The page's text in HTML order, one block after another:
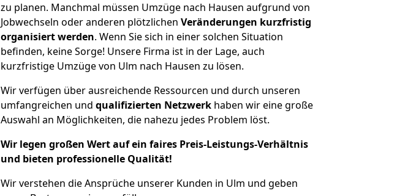
zu planen. Manchmal müssen Umzüge nach Hausen aufgrund von
Jobwechseln oder anderen plötzlichen Veränderungen kurzfristig
organisiert werden. Wenn Sie sich in einer solchen Situation
befinden, keine Sorge! Unsere Firma ist in der Lage, auch
kurzfristige Umzüge von Ulm nach Hausen zu lösen.
Wir verfügen über ausreichende Ressourcen und durch unseren
umfangreichen und qualifizierten Netzwerk haben wir eine große
Auswahl an Möglichkeiten, die nahezu jedes Problem löst.
Wir legen großen Wert auf ein faires Preis-Leistungs-Verhältnis
und bieten professionelle Qualität!
Wir verstehen die Ansprüche unserer Kunden in Ulm und geben